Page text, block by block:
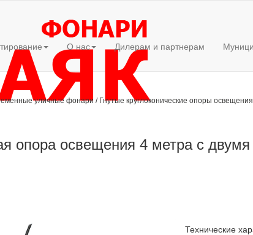
О нас Дилерам и партнерам
уличные фонари / Гнутые круглоконические опоры
опора освещения 4 метра с
Технические